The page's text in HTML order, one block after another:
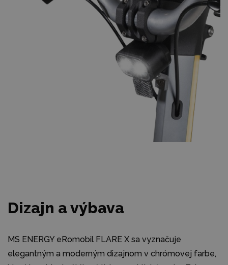
Dizajn a výbava
MS ENERGY eRomobil FLARE X sa vyznačuje
elegantným a moderným dizajnom v chrómovej farbe,